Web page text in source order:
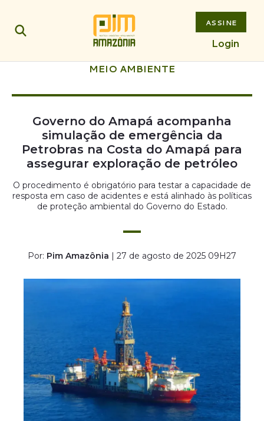
ASSINE
Login
MEIO AMBIENTE
Governo do Amapá acompanha
simulação de emergência da
Petrobras na Costa do Amapá para
assegurar exploração de petróleo
O procedimento é obrigatório para testar a capacidade de
resposta em caso de acidentes e está alinhado às políticas
de proteção ambiental do Governo do Estado.
Por: Pim Amazônia | 27 de agosto de 2025 09H27